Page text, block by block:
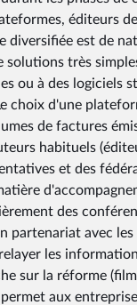
éditeurs
est de
solutions très
ou à des logiciels
choix d'une
de factures
habituels
et des
des
partenariat avec les
les
sur la réforme
aux